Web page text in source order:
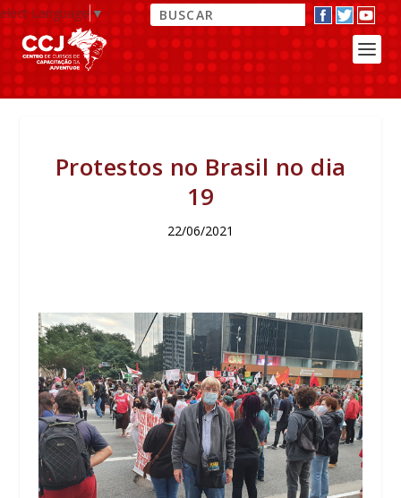
Language▼
Protestos no Brasil no dia
19
22/06/2021